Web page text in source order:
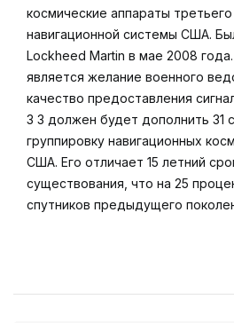
космические аппараты
навигационной системы США.
Lockheed Martin в мае 2008
является желание военного
качество предоставления
3 3 должен будет дополнить 31
группировку навигационных
США. Его отличает 15 летний
существования, что на 25
спутников предыдущего